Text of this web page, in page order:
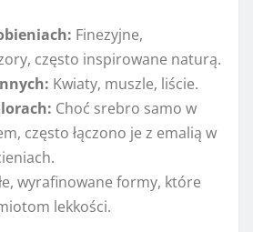
Finezyjne,
często inspirowane naturą.
Kwiaty, muszle, liście.
Choć srebro samo w
często łączono je z emalią w
wyrafinowane formy, które
lekkości.